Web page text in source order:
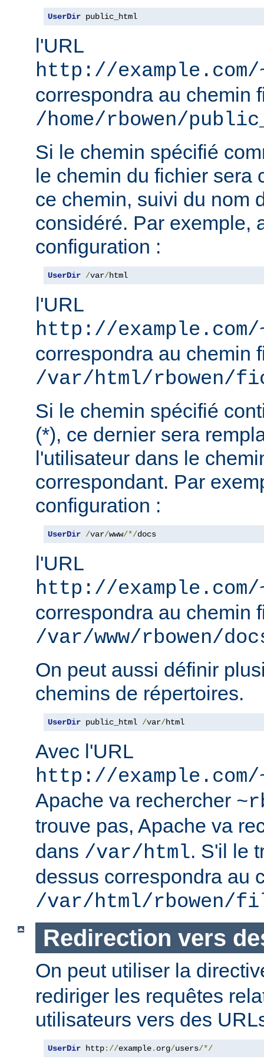
UserDir public_html
l'URL
http://
correspondra au chemin
/home/rbowen/
Si le chemin spécifié
le chemin du fichier sera
ce chemin, suivi du nom
considéré. Par exemple,
configuration :
UserDir /var/html
l'URL
http://
correspondra au chemin
/var/html/rbowen/
Si le chemin spécifié
(*), ce dernier sera
l'utilisateur dans le
correspondant. Par
configuration :
UserDir /var/www/*/docs
l'URL
http://
correspondra au chemin
/var/www/rbowen/
On peut aussi définir
chemins de répertoires.
UserDir public_html /var/html
Avec l'URL
http://
Apache va rechercher
trouve pas, Apache va
dans /var/html. S'il le
dessus correspondra au
/var/html/rbowen/
Redirection vers
On peut utiliser la
rediriger les requêtes
utilisateurs vers des
UserDir http://example. org/users/*/